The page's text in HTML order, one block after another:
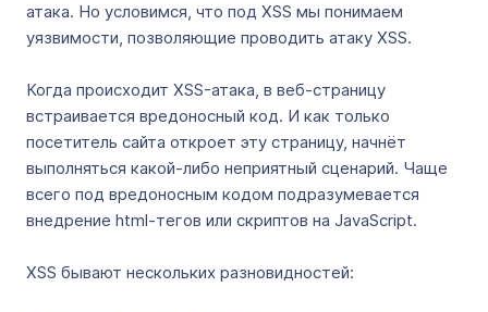
атака. Но условимся, что под XSS мы понимаем
уязвимости, позволяющие проводить атаку XSS.
Когда происходит XSS-атака, в веб-страницу
встраивается вредоносный код. И как только
посетитель сайта откроет эту страницу, начнёт
выполняться какой-либо неприятный сценарий. Чаще
всего под вредоносным кодом подразумевается
внедрение html-тегов или скриптов на JavaScript.
XSS бывают нескольких разновидностей: